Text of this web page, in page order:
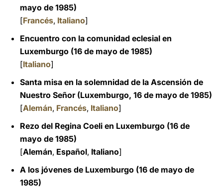
mayo de 1985)
[Francés, Italiano]
Encuentro con la comunidad eclesial en
Luxemburgo (16 de mayo de 1985)
[Italiano]
Santa misa en la solemnidad de la Ascensión de
Nuestro Señor (Luxemburgo, 16 de mayo de 1985)
[Alemán, Francés, Italiano]
Rezo del Regina Coeli en Luxemburgo (16 de
mayo de 1985)
[Alemán, Español, Italiano]
A los jóvenes de Luxemburgo (16 de mayo de
1985)